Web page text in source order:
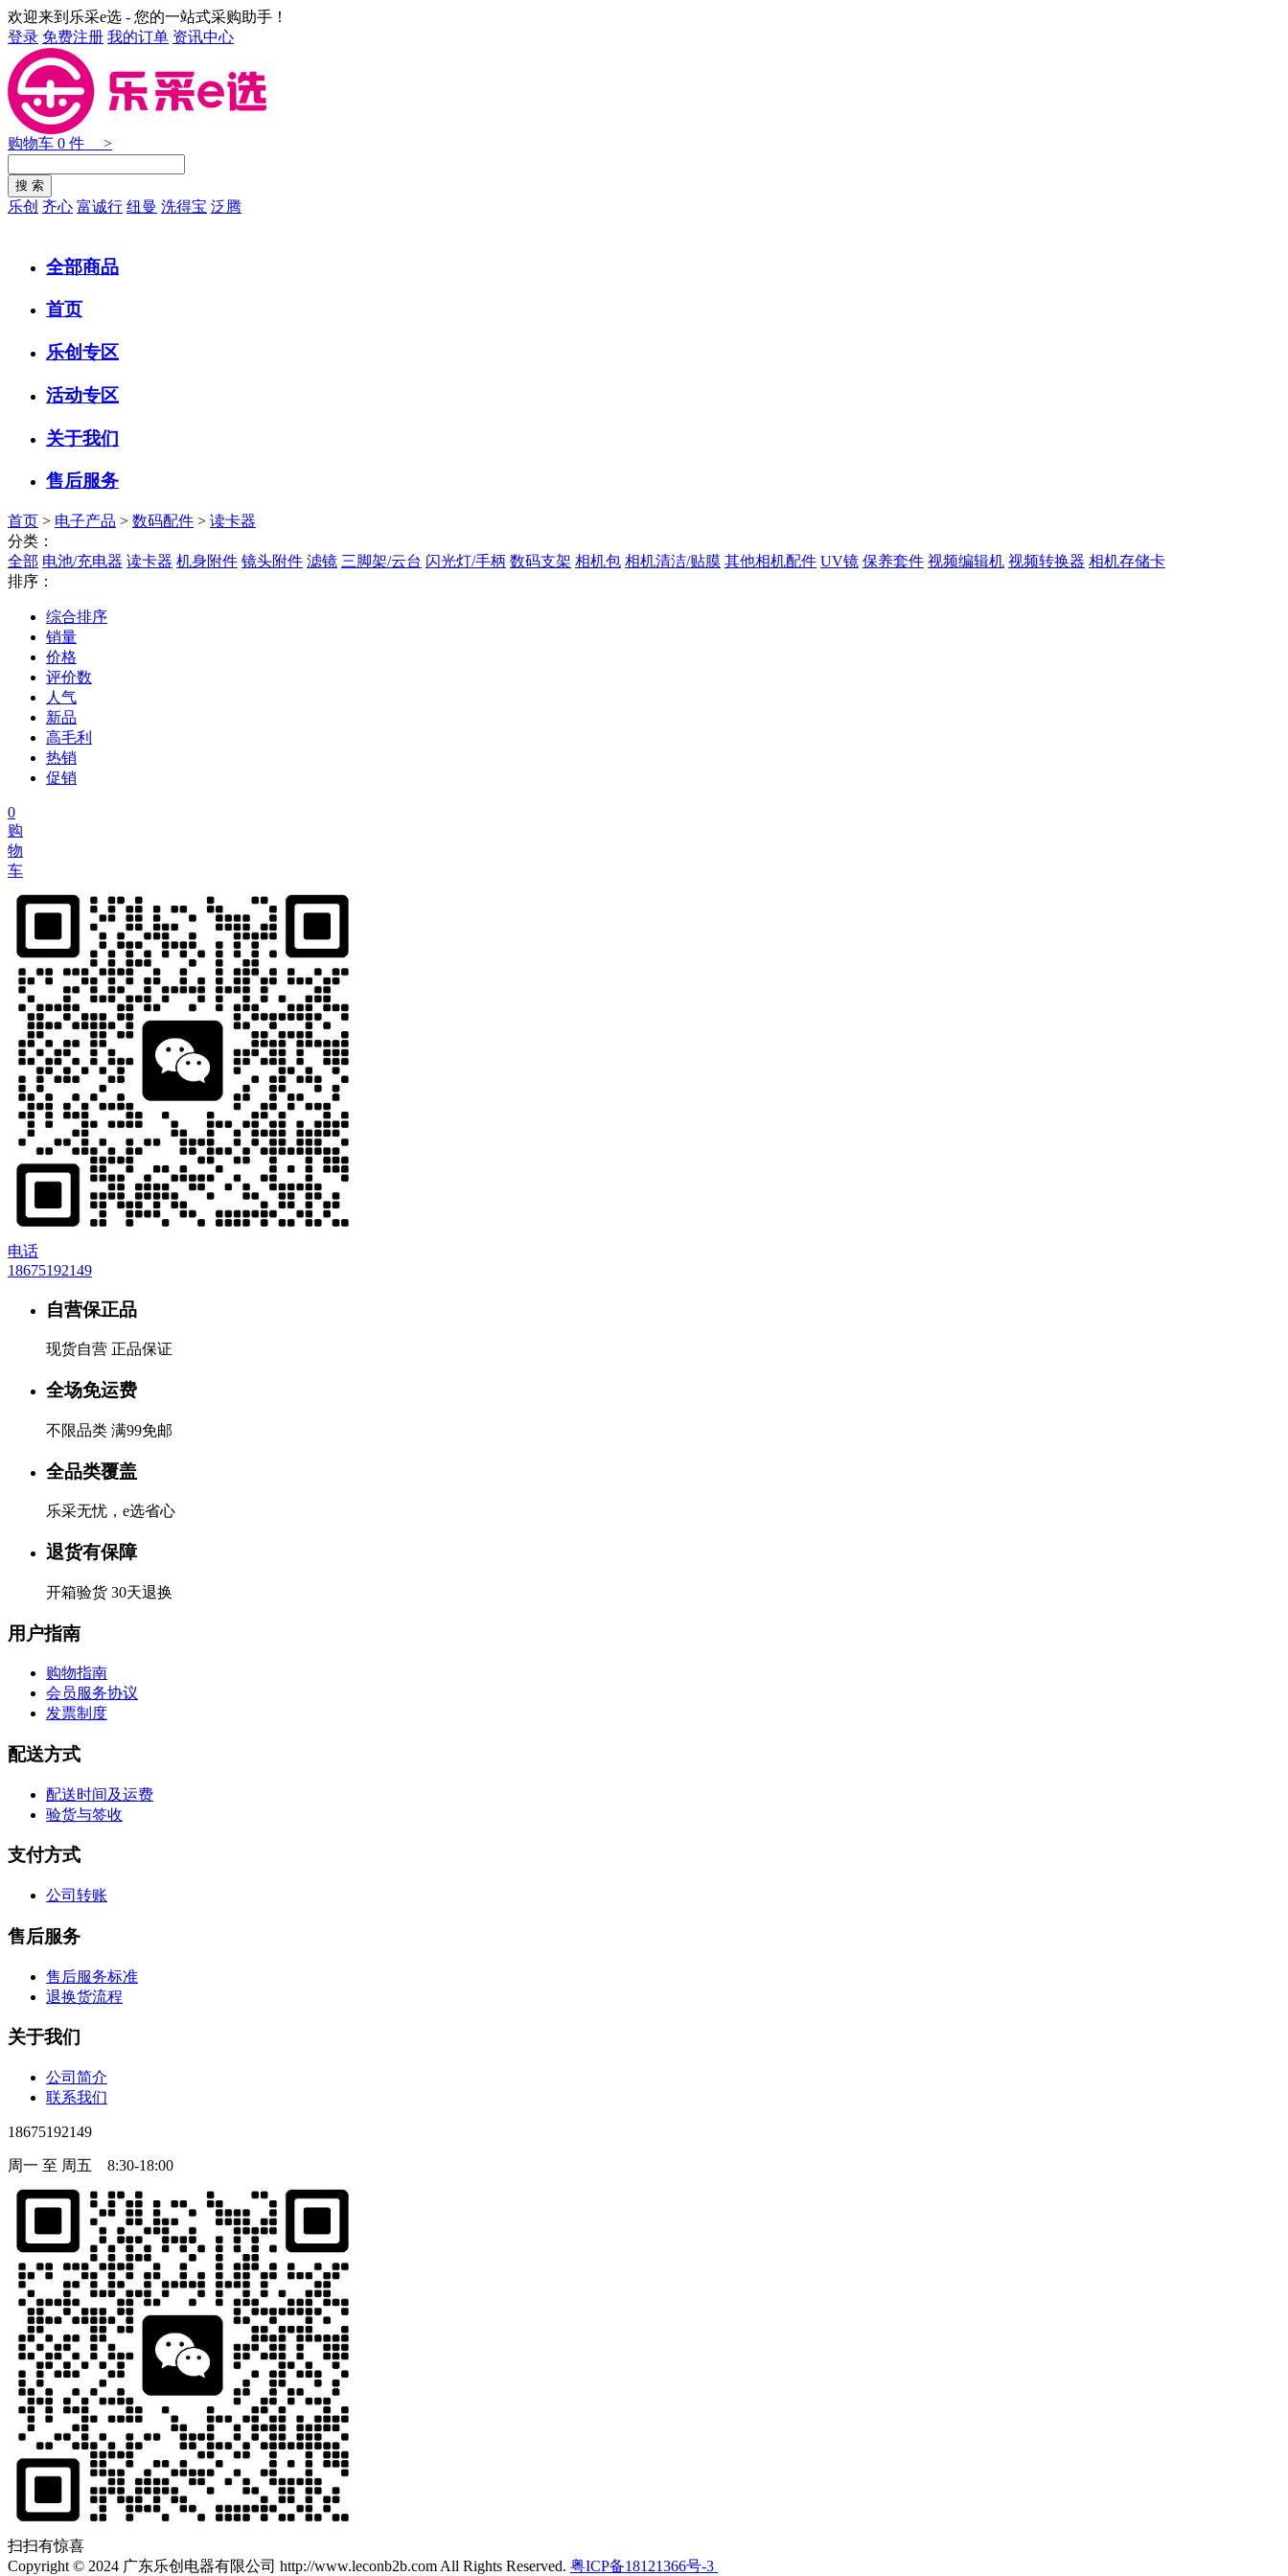
欢迎来到乐采e选 - 您的一站式采购助手！
登录 免费注册 我的订单 资讯中心
购物车 0 件 >
乐创 齐心 富诚行 纽曼 洗得宝 泛腾
全部商品
首页
乐创专区
活动专区
关于我们
售后服务
首页 > 电子产品 > 数码配件 > 读卡器
分类：
全部 电池/充电器 读卡器 机身附件 镜头附件 滤镜 三脚架/云台 闪光灯/手柄 数码支架 相机包 相机清洁/贴膜 其他相机配件 UV镜 保养套件 视频编辑机 视频转换器 相机存储卡
排序：
综合排序
销量
价格
评价数
人气
新品
高毛利
热销
促销
0
购
物
车
电话
18675192149
自营保正品
现货自营 正品保证
全场免运费
不限品类 满99免邮
全品类覆盖
乐采无忧，e选省心
退货有保障
开箱验货 30天退换
用户指南
购物指南
会员服务协议
发票制度
配送方式
配送时间及运费
验货与签收
支付方式
公司转账
售后服务
售后服务标准
退换货流程
关于我们
公司简介
联系我们
18675192149
周一 至 周五 8:30-18:00
扫扫有惊喜
Copyright © 2024 广东乐创电器有限公司 http://www.leconb2b.com All Rights Reserved. 粤ICP备18121366号-3